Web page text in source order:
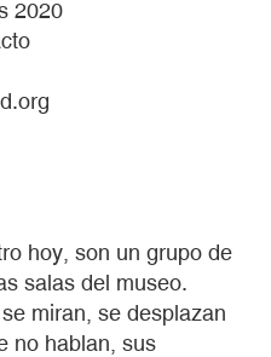
2020
hoy, son un grupo de
salas del museo.
miran, se desplazan
no hablan, sus